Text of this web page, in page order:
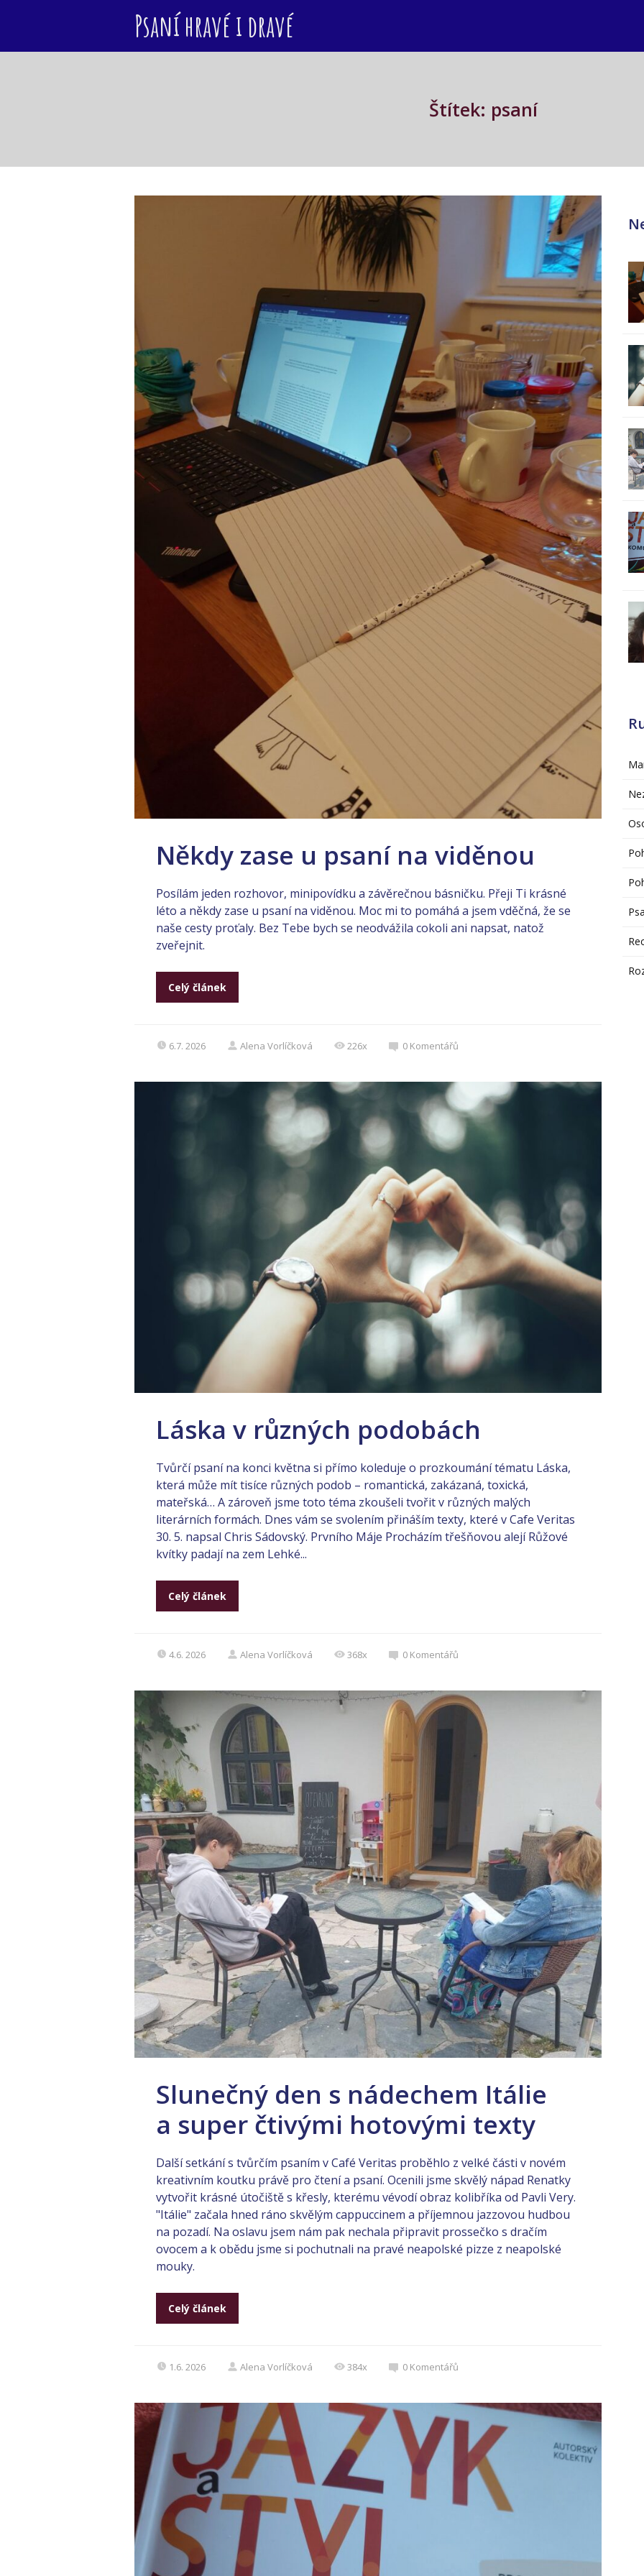
Psaní hravé i dravé
Štítek: psaní
Někdy zase u psaní na viděnou
Posílám jeden rozhovor, minipovídku a závěrečnou básničku. Přeji Ti krásné
léto a někdy zase u psaní na viděnou. Moc mi to pomáhá a jsem vděčná, že se
naše cesty proťaly. Bez Tebe bych se neodvážila cokoli ani napsat, natož
zveřejnit.
Celý článek
6.7. 2026 Alena Vorlíčková 226x 0 Komentářů
Láska v různých podobách
Tvůrčí psaní na konci května si přímo koleduje o prozkoumání tématu Láska,
která může mít tisíce různých podob – romantická, zakázaná, toxická,
mateřská… A zároveň jsme toto téma zkoušeli tvořit v různých malých
literárních formách. Dnes vám se svolením přináším texty, které v Cafe Veritas
30. 5. napsal Chris Sádovský. Prvního Máje Procházím třešňovou alejí Růžové
kvítky padají na zem Lehké...
Celý článek
4.6. 2026 Alena Vorlíčková 368x 0 Komentářů
Slunečný den s nádechem Itálie
a super čtivými hotovými texty
Další setkání s tvůrčím psaním v Café Veritas proběhlo z velké části v novém
kreativním koutku právě pro čtení a psaní. Ocenili jsme skvělý nápad Renatky
vytvořit krásné útočiště s křesly, kterému vévodí obraz kolibříka od Pavli Very.
"Itálie" začala hned ráno skvělým cappuccinem a příjemnou jazzovou hudbou
na pozadí. Na oslavu jsem nám pak nechala připravit prossečko s dračím
ovocem a k obědu jsme si pochutnali na pravé neapolské pizze z neapolské
mouky.
Celý článek
1.6. 2026 Alena Vorlíčková 384x 0 Komentářů